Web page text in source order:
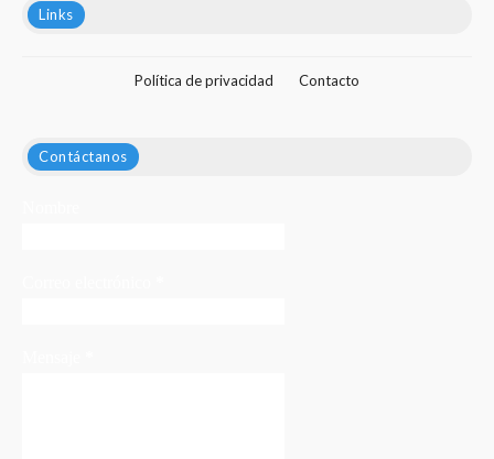
Links
Política de privacidad Contacto
Contáctanos